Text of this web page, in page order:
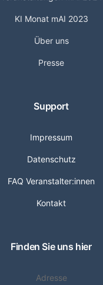
KI Monat mAI 2023
Über uns
Presse
Support
Impressum
Datenschutz
FAQ Veranstalter:innen
Kontakt
Finden Sie uns hier
Adresse